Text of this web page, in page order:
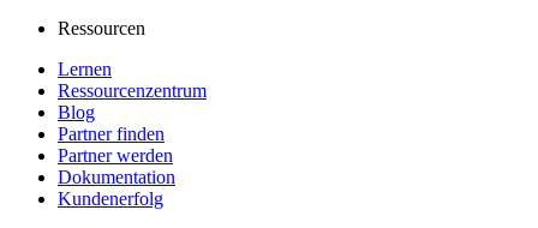
Ressourcen
Lernen
Ressourcenzentrum
Blog
Partner finden
Partner werden
Dokumentation
Kundenerfolg